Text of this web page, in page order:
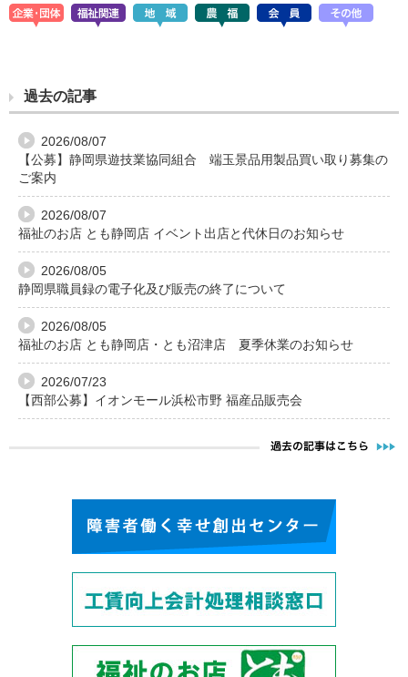
過去の記事
2026/08/07
【公募】静岡県遊技業協同組合 端玉景品用製品買い取り募集の
ご案内
2026/08/07
福祉のお店 とも静岡店 イベント出店と代休日のお知らせ
2026/08/05
静岡県職員録の電子化及び販売の終了について
2026/08/05
福祉のお店 とも静岡店・とも沼津店 夏季休業のお知らせ
2026/07/23
【西部公募】イオンモール浜松市野 福産品販売会